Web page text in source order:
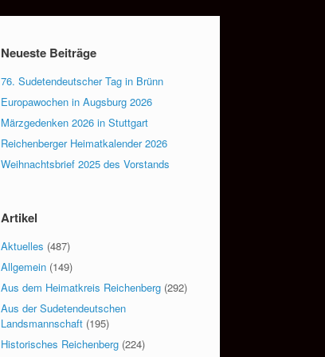
Neueste Beiträge
76. Sudetendeutscher Tag in Brünn
Europawochen in Augsburg 2026
Märzgedenken 2026 in Stuttgart
Reichenberger Heimatkalender 2026
Weihnachtsbrief 2025 des Vorstands
Artikel
Aktuelles (487)
Allgemein (149)
Aus dem Heimatkreis Reichenberg (292)
Aus der Sudetendeutschen
Landsmannschaft (195)
Historisches Reichenberg (224)